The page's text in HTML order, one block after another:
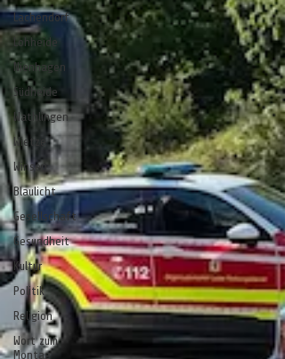
Lachendorf
Lohheide
Nienhagen
Südheide
Wathlingen
Wietze
Winsen
Blaulicht
Gesellschaft
Gesundheit
Kultur
Politik
Religion
Wort zum
Montag